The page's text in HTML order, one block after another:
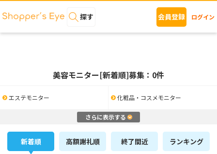
探す 会員登録 ログイン
美容モニター[新着順]募集：0件
エステモニター 化粧品・コスメモニター
さらに表示する
新着順 高額謝礼順 終了間近 ランキング